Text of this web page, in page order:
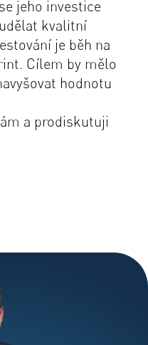
jeho investice
kvalitní
je běh na
Cílem by mělo
hodnotu
a prodiskutuji